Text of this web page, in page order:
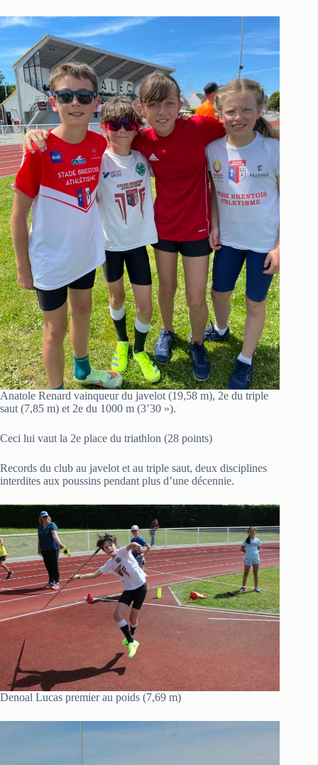
Anatole Renard vainqueur du javelot (19,58 m), 2e du triple
saut (7,85 m) et 2e du 1000 m (3’30 »).
Ceci lui vaut la 2e place du triathlon (28 points)
Records du club au javelot et au triple saut, deux disciplines
interdites aux poussins pendant plus d’une décennie.
Denoal Lucas premier au poids (7,69 m)